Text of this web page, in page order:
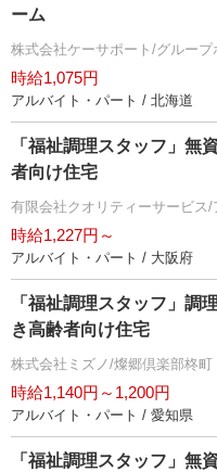
ーム
株式会社ケーサポート/グルー
時給1,075円
アルバイト・パート / 北海道
「福祉調理スタッフ」無
者向け住宅
有限会社クオリティーサービス
時給1,227円～
アルバイト・パート / 大阪府
「福祉調理スタッフ」調
き高齢者向け住宅
株式会社ミズノ/燦郷倶楽部柊町
時給1,140円～1,200円
アルバイト・パート / 愛知県
「福祉調理スタッフ」無